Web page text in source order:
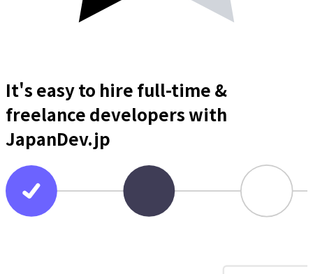
It's easy to hire full-time &
freelance developerswith
JapanDev.jp